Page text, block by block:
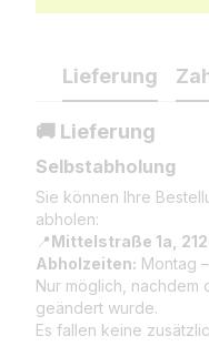
Lieferung
🚚 Lieferung
Selbstabholung
Sie können Ihre
abholen:
📍Mittelstraße 1a,
Abholzeiten: Montag
Nur möglich, nachdem
geändert wurde.
Es fallen keine